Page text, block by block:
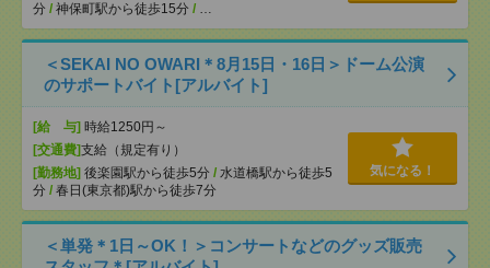
分 / 神保町駅から徒歩15分 / …
＜SEKAI NO OWARI＊8月15日・16日＞ドーム公演
のサポートバイト[アルバイト]
[給 与] 時給1250円～
[交通費]支給（規定有り）
[勤務地] 後楽園駅から徒歩5分 / 水道橋駅から徒歩5
分 / 春日(東京都)駅から徒歩7分
気になる！
＜単発＊1日～OK！＞コンサートなどのグッズ販売